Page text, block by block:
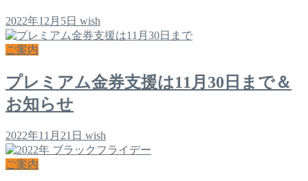
2022年12月5日 wish
ご案内
プレミアム金券支援は11月30日まで＆
お知らせ
2022年11月21日 wish
ご案内